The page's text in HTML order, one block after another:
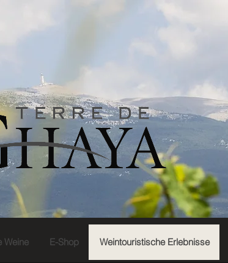
Weine E-Shop Weintouristische Erlebnisse